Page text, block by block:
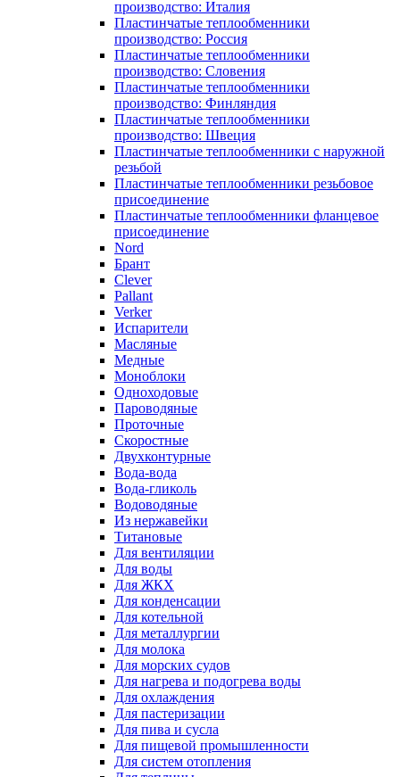
производство: Италия
Пластинчатые теплообменники
производство: Россия
Пластинчатые теплообменники
производство: Словения
Пластинчатые теплообменники
производство: Финляндия
Пластинчатые теплообменники
производство: Швеция
Пластинчатые теплообменники с наружной
резьбой
Пластинчатые теплообменники резьбовое
присоединение
Пластинчатые теплообменники фланцевое
присоединение
Nord
Брант
Clever
Pallant
Verker
Испарители
Масляные
Медные
Моноблоки
Одноходовые
Пароводяные
Проточные
Скоростные
Двухконтурные
Вода-вода
Вода-гликоль
Водоводяные
Из нержавейки
Титановые
Для вентиляции
Для воды
Для ЖКХ
Для конденсации
Для котельной
Для металлургии
Для молока
Для морских судов
Для нагрева и подогрева воды
Для охлаждения
Для пастеризации
Для пива и сусла
Для пищевой промышленности
Для систем отопления